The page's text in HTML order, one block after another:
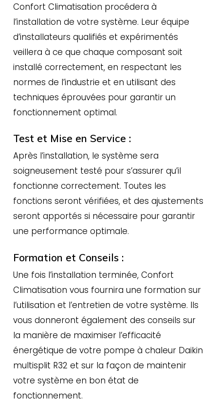
Confort Climatisation procédera à
l’installation de votre système. Leur équipe
d’installateurs qualifiés et expérimentés
veillera à ce que chaque composant soit
installé correctement, en respectant les
normes de l’industrie et en utilisant des
techniques éprouvées pour garantir un
fonctionnement optimal.
Test et Mise en Service :
Après l’installation, le système sera
soigneusement testé pour s’assurer qu’il
fonctionne correctement. Toutes les
fonctions seront vérifiées, et des ajustements
seront apportés si nécessaire pour garantir
une performance optimale.
Formation et Conseils :
Une fois l’installation terminée, Confort
Climatisation vous fournira une formation sur
l’utilisation et l’entretien de votre système. Ils
vous donneront également des conseils sur
la manière de maximiser l’efficacité
énergétique de votre pompe à chaleur Daikin
multisplit R32 et sur la façon de maintenir
votre système en bon état de
fonctionnement.